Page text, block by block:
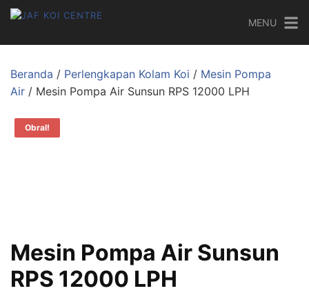
MENU
Beranda / Perlengkapan Kolam Koi / Mesin Pompa
Air / Mesin Pompa Air Sunsun RPS 12000 LPH
Obral!
Mesin Pompa Air Sunsun
RPS 12000 LPH